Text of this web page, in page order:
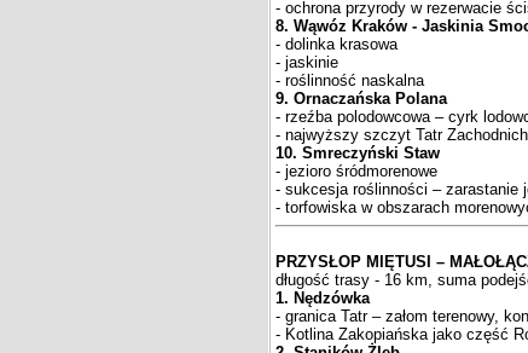
- ochrona przyrody w rezerwacie
8. Wąwóz Kraków - Jaskinia
- dolinka krasowa
- jaskinie
- roślinność naskalna
9. Ornaczańska Polana
- rzeźba polodowcowa – cyrk
- najwyższy szczyt Tatr
10. Smreczyński Staw
- jezioro śródmorenowe
- sukcesja roślinności – zarastanie
- torfowiska w obszarach
PRZYSŁOP MIĘTUSI –
długość trasy - 16 km, suma
1. Nędzówka
- granica Tatr – załom terenowy,
- Kotlina Zakopiańska jako część